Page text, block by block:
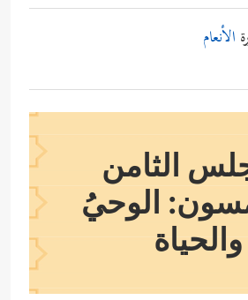
الأنعام
الثامن
الوحيُ
والحياة